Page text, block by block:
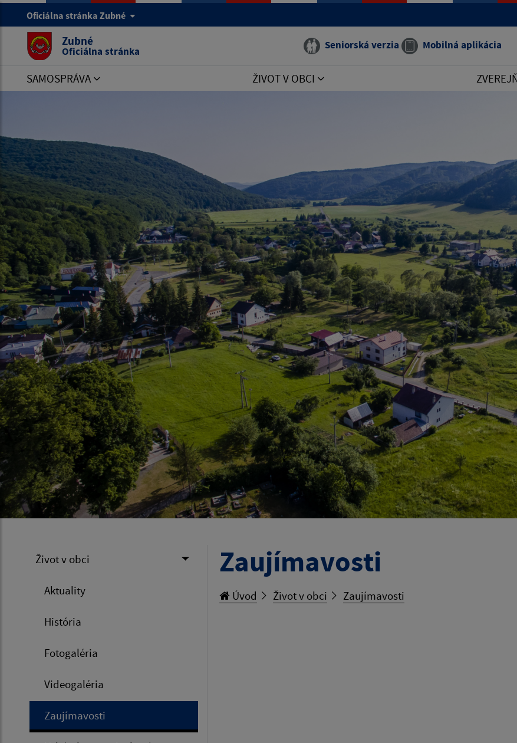
Oficiálna stránka Zubné
Zubné
Oficiálna stránka Seniorská verzia Mobilná aplikácia
SAMOSPRÁVA ŽIVOT V OBCI
Život v obci
Aktuality
História
Fotogaléria
Videogaléria
Zaujímavosti
Zaujímavosti
Úvod Život v obci Zaujímavosti